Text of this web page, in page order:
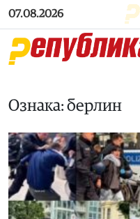
Skip to main content
07.08.2026
Ознака: берлин